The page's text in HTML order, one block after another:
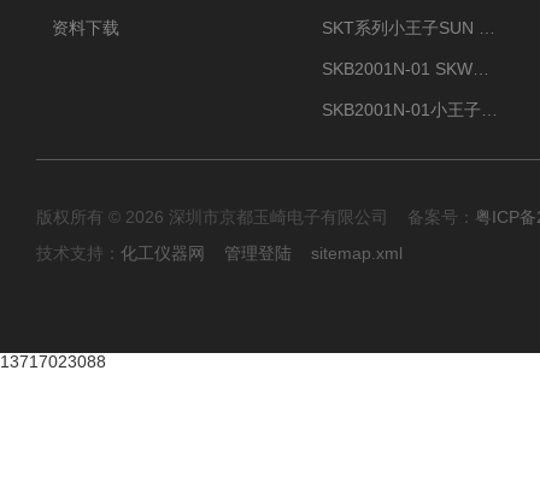
资料下载
版权所有 © 2026 深圳市京都玉崎电子有限公司 备案号： 粤ICP
技术支持： 化工仪器网 管理登陆 sitemap.xml
13717023088